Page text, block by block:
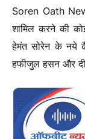
Soren Oath
शामिल करने की
हेमंत सोरेन के नये
हफीजुल हसन और